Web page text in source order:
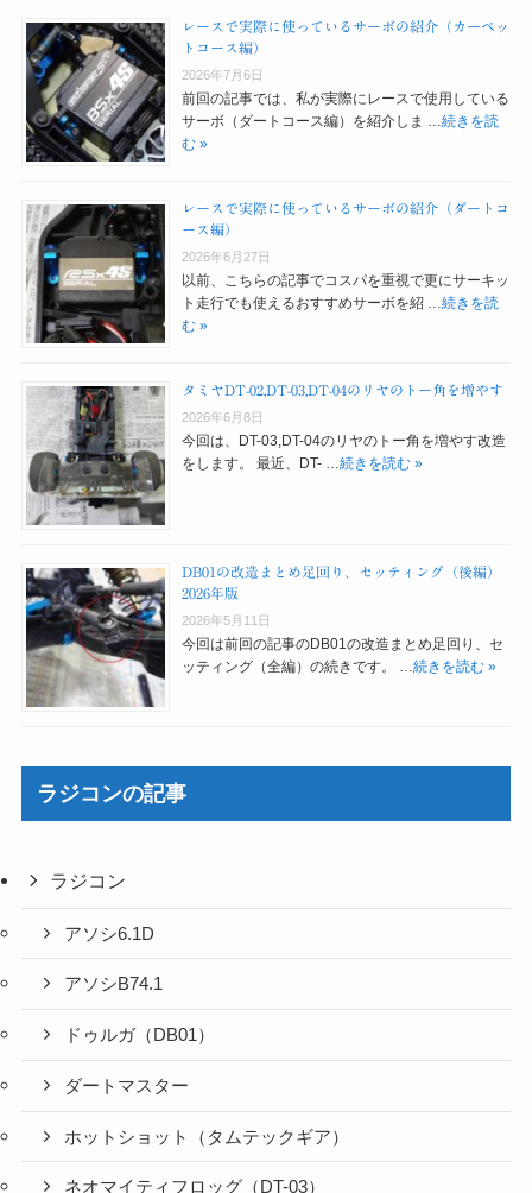
レースで実際に使っているサーボの紹介（カーペッ
トコース編）
2026年7月6日
前回の記事では、私が実際にレースで使用している
サーボ（ダートコース編）を紹介しま …続きを読
む »
レースで実際に使っているサーボの紹介（ダートコ
ース編）
2026年6月27日
以前、こちらの記事でコスパを重視で更にサーキッ
ト走行でも使えるおすすめサーボを紹 …続きを読
む »
タミヤDT-02,DT-03,DT-04のリヤのトー角を増やす
2026年6月8日
今回は、DT-03,DT-04のリヤのトー角を増やす改造
をします。 最近、DT- …続きを読む »
DB01の改造まとめ足回り、セッティング（後編）
2026年版
2026年5月11日
今回は前回の記事のDB01の改造まとめ足回り、セ
ッティング（全編）の続きです。 …続きを読む »
ラジコンの記事
ラジコン
アソシ6.1D
アソシB74.1
ドゥルガ（DB01）
ダートマスター
ホットショット（タムテックギア）
ネオマイティフロッグ（DT-03）